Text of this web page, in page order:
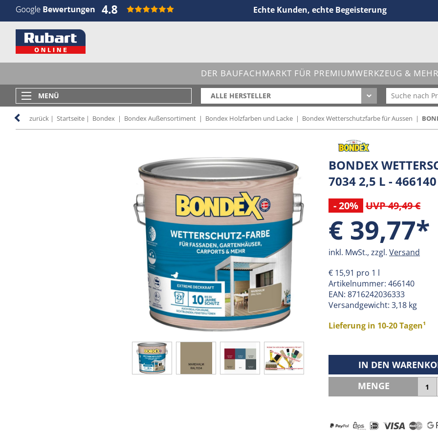
Echte Kunden, echte Begeisterung
DER BAUFACHMARKT FÜR PREMIUMWERKZEUG &
MENÜ ALLE HERSTELLER
zurück | Startseite | Bondex | Bondex Außensortiment | Bondex Holzfarben und Lacke | Bondex Wetterschutzfarbe für Aussen |
BONDEX
7034 2,5 L - 466140
- 20% UVP 49,49 €
€ 39,77*
inkl. MwSt., zzgl. Versand
€ 15,91 pro 1 l
Artikelnummer: 466140
EAN: 8716242036333
Versandgewicht: 3,18 kg
Lieferung in 10-20 Tagen¹
IN DEN
MENGE